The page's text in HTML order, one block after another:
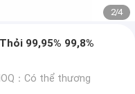
2/4
99,95% 99,8%
：Có thể thương